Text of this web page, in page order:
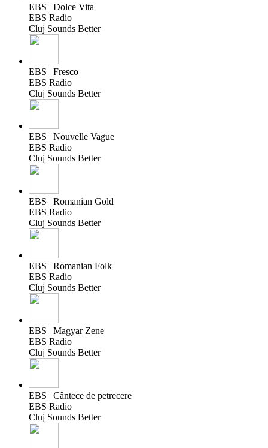
EBS | Dolce Vita
EBS Radio
Cluj Sounds Better
EBS | Fresco
EBS Radio
Cluj Sounds Better
EBS | Nouvelle Vague
EBS Radio
Cluj Sounds Better
EBS | Romanian Gold
EBS Radio
Cluj Sounds Better
EBS | Romanian Folk
EBS Radio
Cluj Sounds Better
EBS | Magyar Zene
EBS Radio
Cluj Sounds Better
EBS | Cântece de petrecere
EBS Radio
Cluj Sounds Better